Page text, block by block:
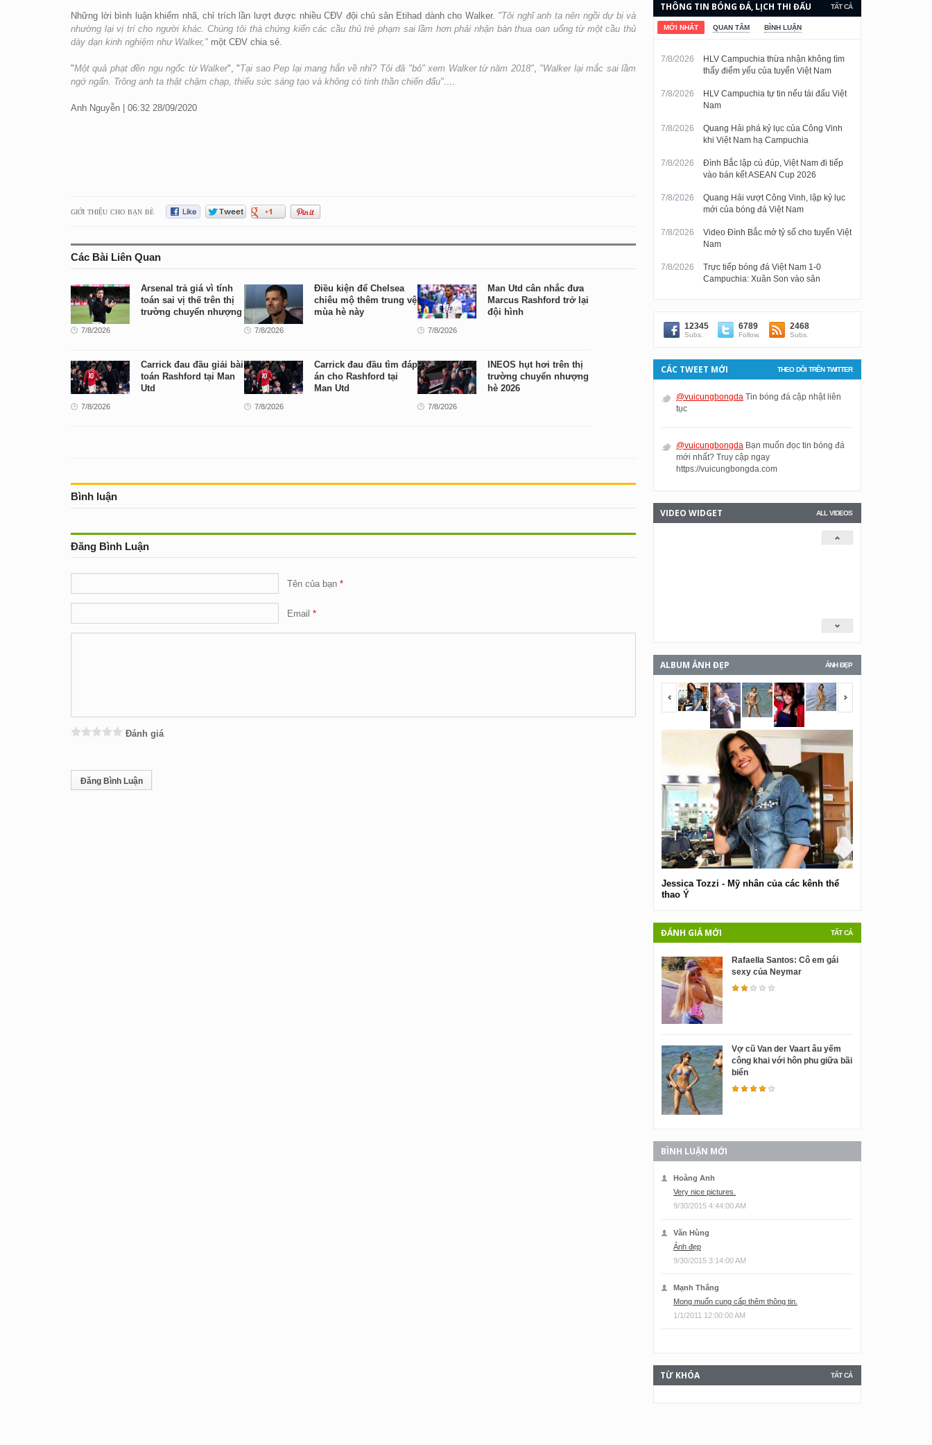
Những lời bình luận khiếm nhã, chỉ trích lần lượt được nhiều CĐV đội chủ sân Etihad dành cho Walker. "Tôi nghĩ anh ta nên ngồi dự bị và
nhường lại vị trí cho người khác. Chúng tôi thà chứng kiến các cầu thủ trẻ phạm sai lầm hơn phải nhận bàn thua oan uổng từ một cầu thủ
dày dạn kinh nghiệm như Walker," một CĐV chia sẻ.
"Một quả phạt đền ngu ngốc từ Walker", "Tại sao Pep lại mang hắn về nhỉ? Tôi đã "bỏ" xem Walker từ năm 2018", "Walker lại mắc sai lầm
ngớ ngẩn. Trông anh ta thật chậm chạp, thiếu sức sáng tạo và không có tinh thần chiến đấu"....
Anh Nguyễn | 06:32 28/09/2020
GIỚI THIỆU CHO BẠN BÈ
Các Bài Liên Quan
Arsenal trả giá vì tính
toán sai vị thế trên thị
trường chuyển nhượng
7/8/2026
Điều kiện để Chelsea
chiêu mộ thêm trung vệ
mùa hè này
7/8/2026
Man Utd cân nhắc đưa
Marcus Rashford trở lại
đội hình
7/8/2026
Carrick đau đầu giải bài
toán Rashford tại Man
Utd
7/8/2026
Carrick đau đầu tìm đáp
án cho Rashford tại
Man Utd
7/8/2026
INEOS hụt hơi trên thị
trường chuyển nhượng
hè 2026
7/8/2026
Bình luận
Đăng Bình Luận
Tên của bạn
Email
Đánh giá
TẤT CẢ
THÔNG TIN BÓNG ĐÁ, LỊCH THI ĐẤU
VÀ KẾT QUẢ CẬP NHẬT LIÊN TỤC.
MỚI NHẤT QUAN TÂM BÌNH LUẬN
7/8/2026
HLV Campuchia thừa nhận không tìm
thấy điểm yếu của tuyển Việt Nam
7/8/2026
HLV Campuchia tự tin nếu tái đấu Việt
Nam
7/8/2026
Quang Hải phá kỷ lục của Công Vinh
khi Việt Nam hạ Campuchia
7/8/2026
Đình Bắc lập cú đúp, Việt Nam đi tiếp
vào bán kết ASEAN Cup 2026
7/8/2026
Quang Hải vượt Công Vinh, lập kỷ lục
mới của bóng đá Việt Nam
7/8/2026
Video Đình Bắc mở tỷ số cho tuyển Việt
Nam
7/8/2026
Trực tiếp bóng đá Việt Nam 1-0
Campuchia: Xuân Son vào sân
12345
Subs.
6789
Follow.
2468
Subs.
THEO DÕI TRÊN TWITTER
CÁC TWEET MỚI
@vuicungbongda Tin bóng đá cập nhật liên
tục
@vuicungbongda Bạn muốn đọc tin bóng đá
mới nhất? Truy cập ngay
https://vuicungbongda.com
ALL VIDEOS
VIDEO WIDGET
ẢNH ĐẸP
ALBUM ẢNH ĐẸP
<span></span>
Jessica Tozzi - Mỹ nhân của các kênh thể
thao Ý
TẤT CẢ
ĐÁNH GIÁ MỚI
Rafaella Santos: Cô em gái
sexy của Neymar
Vợ cũ Van der Vaart âu yếm
công khai với hôn phu giữa bãi
biển
BÌNH LUẬN MỚI
Hoàng Anh
Very nice pictures.
9/30/2015 4:44:00 AM
Văn Hùng
Ảnh đẹp
9/30/2015 3:14:00 AM
Mạnh Thắng
Mong muốn cung cấp thêm thông tin.
1/1/2011 12:00:00 AM
TẤT CẢ
TỪ KHÓA